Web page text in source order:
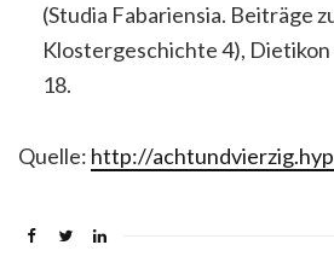
(Studia Fabariensia. Beiträge
Klostergeschichte 4), Dietikon
18.
Quelle: http://